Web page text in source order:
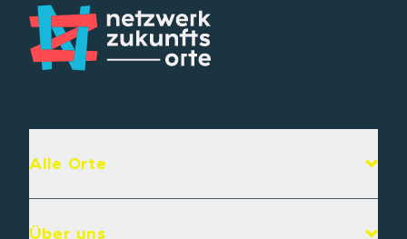
Alle Orte
Über uns